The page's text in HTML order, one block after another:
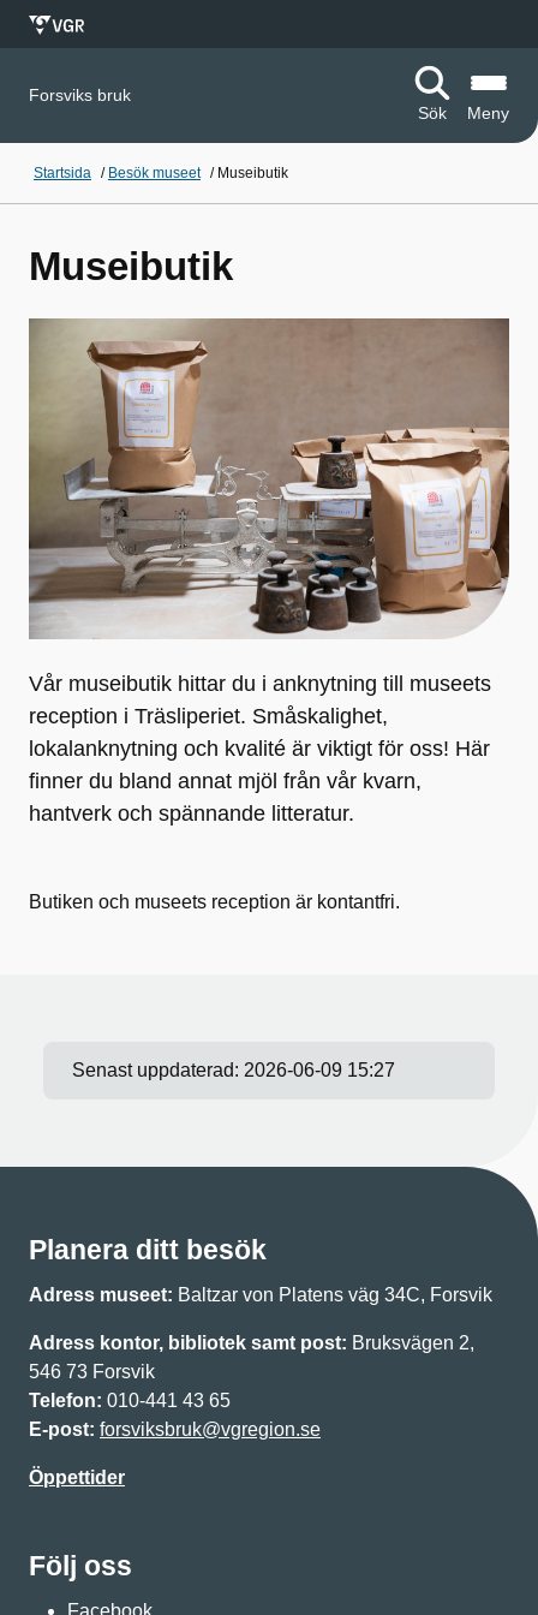
Forsviks bruk
Sök
Meny
Startsida / Besök museet / Museibutik
Museibutik
Vår museibutik hittar du i anknytning till museets
reception i Träsliperiet. Småskalighet,
lokalanknytning och kvalité är viktigt för oss! Här
finner du bland annat mjöl från vår kvarn,
hantverk och spännande litteratur.
Butiken och museets reception är kontantfri.
Senast uppdaterad: 2026-06-09 15:27
Planera ditt besök
Adress museet: Baltzar von Platens väg 34C, Forsvik
Adress kontor, bibliotek samt post: Bruksvägen 2,
546 73 Forsvik
Telefon: 010-441 43 65
E-post: forsviksbruk@vgregion.se
Öppettider
Följ oss
Facebook